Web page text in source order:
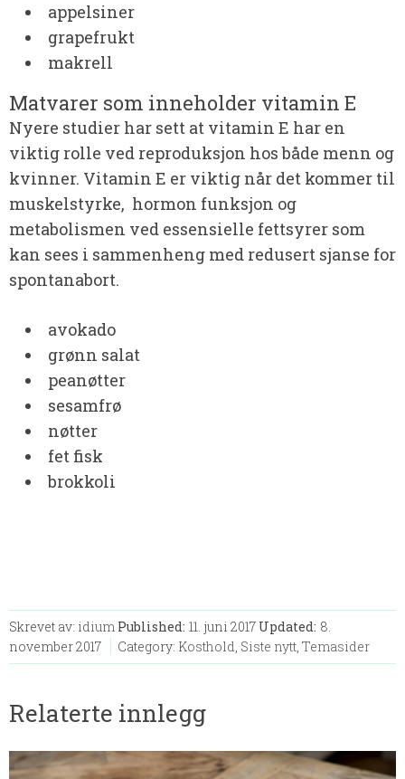
appelsiner
grapefrukt
makrell
Matvarer som inneholder vitamin E
Nyere studier har sett at vitamin E har en
viktig rolle ved reproduksjon hos både menn og
kvinner. Vitamin E er viktig når det kommer til
muskelstyrke, hormon funksjon og
metabolismen ved essensielle fettsyrer som
kan sees i sammenheng med redusert sjanse for
spontanabort.
avokado
grønn salat
peanøtter
sesamfrø
nøtter
fet fisk
brokkoli
Skrevet av: idium Published: 11. juni 2017 Updated: 8.
november 2017
Category: Kosthold, Siste nytt, Temasider
Relaterte innlegg